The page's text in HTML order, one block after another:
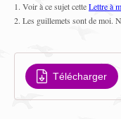
1. Voir à ce sujet cetteLettre à
2. Les guillemets sont de moi.
Télécharger